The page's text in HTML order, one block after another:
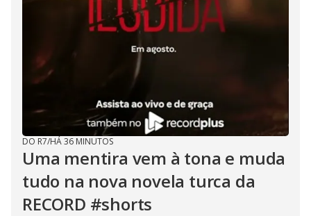
DO R7/HÁ 36 MINUTOS
Uma mentira vem à tona e muda
tudo na nova novela turca da
RECORD #shorts